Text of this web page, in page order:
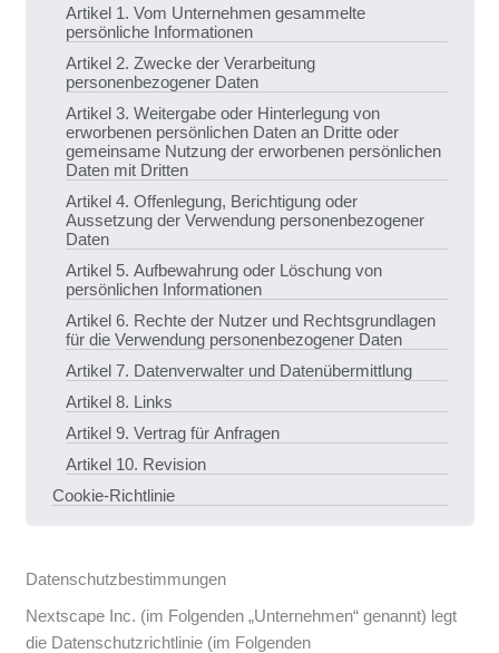
Artikel 1. Vom Unternehmen gesammelte
persönliche Informationen
Artikel 2. Zwecke der Verarbeitung
personenbezogener Daten
Artikel 3. Weitergabe oder Hinterlegung von
erworbenen persönlichen Daten an Dritte oder
gemeinsame Nutzung der erworbenen persönlichen
Daten mit Dritten
Artikel 4. Offenlegung, Berichtigung oder
Aussetzung der Verwendung personenbezogener
Daten
Artikel 5. Aufbewahrung oder Löschung von
persönlichen Informationen
Artikel 6. Rechte der Nutzer und Rechtsgrundlagen
für die Verwendung personenbezogener Daten
Artikel 7. Datenverwalter und Datenübermittlung
Artikel 8. Links
Artikel 9. Vertrag für Anfragen
Artikel 10. Revision
Cookie-Richtlinie
Datenschutzbestimmungen
Nextscape Inc. (im Folgenden „Unternehmen“ genannt) legt
die Datenschutzrichtlinie (im Folgenden